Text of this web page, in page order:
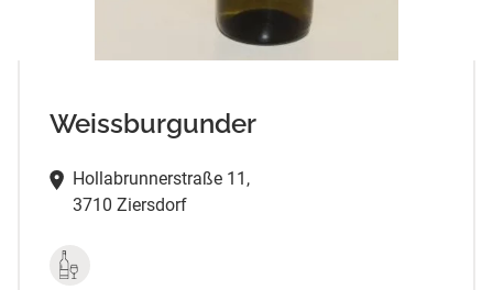
Weissburgunder
Hollabrunnerstraße 11,
3710 Ziersdorf